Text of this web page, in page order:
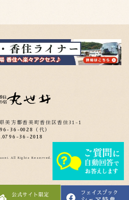
美方郡香美町香住区香住31-1
36-0028
（代）
0796-36-2018
All Rights Reserved.